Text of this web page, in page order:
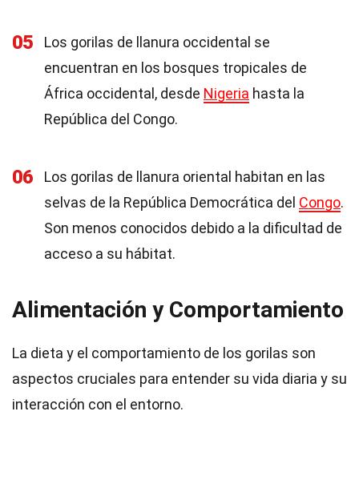
05
Los gorilas de llanura occidental se
encuentran en los bosques tropicales de
África occidental, desde Nigeria hasta la
República del Congo.
06
Los gorilas de llanura oriental habitan en las
selvas de la República Democrática del Congo.
Son menos conocidos debido a la dificultad de
acceso a su hábitat.
Alimentación y Comportamiento
La dieta y el comportamiento de los gorilas son
aspectos cruciales para entender su vida diaria y su
interacción con el entorno.